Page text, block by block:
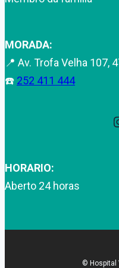
MORADA:
📍 Av. Trofa Velha 107,
☎️ 252 411 444
HORARIO:
Aberto 24 horas
© Hospital